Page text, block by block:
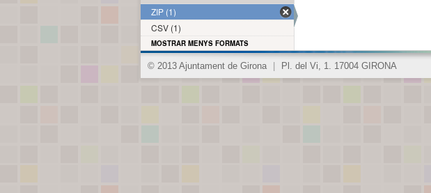
ZIP (1)
CSV (1)
MOSTRAR MENYS FORMATS
© 2013 Ajuntament de Girona Pl. del Vi, 1. 17004 GIRONA